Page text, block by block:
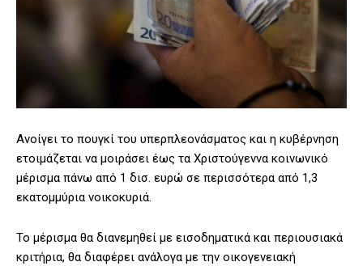
Ανοίγει το πουγκί του υπερπλεονάσματος και η κυβέρνηση
ετοιμάζεται να μοιράσει έως τα Χριστούγεννα κοινωνικό
μέρισμα πάνω από 1 δισ. ευρώ σε περισσότερα από 1,3
εκατομμύρια νοικοκυριά.
Το μέρισμα θα διανεμηθεί με εισοδηματικά και περιουσιακά
κριτήρια, θα διαφέρει ανάλογα με την οικογενειακή